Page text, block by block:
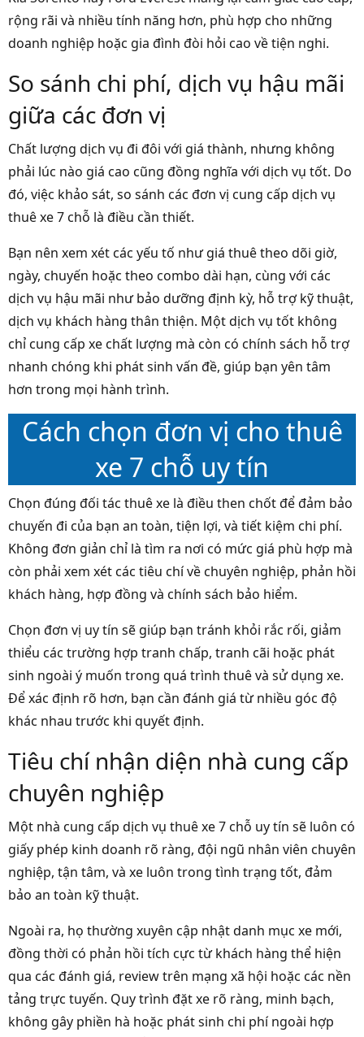
rộng rãi và nhiều tính năng hơn, phù hợp cho những
doanh nghiệp hoặc gia đình đòi hỏi cao về tiện nghi.
So sánh chi phí, dịch vụ hậu mãi
giữa các đơn vị
Chất lượng dịch vụ đi đôi với giá thành, nhưng không
phải lúc nào giá cao cũng đồng nghĩa với dịch vụ tốt. Do
đó, việc khảo sát, so sánh các đơn vị cung cấp dịch vụ
thuê xe 7 chỗ là điều cần thiết.
Bạn nên xem xét các yếu tố như giá thuê theo dõi giờ,
ngày, chuyến hoặc theo combo dài hạn, cùng với các
dịch vụ hậu mãi như bảo dưỡng định kỳ, hỗ trợ kỹ thuật,
dịch vụ khách hàng thân thiện. Một dịch vụ tốt không
chỉ cung cấp xe chất lượng mà còn có chính sách hỗ trợ
nhanh chóng khi phát sinh vấn đề, giúp bạn yên tâm
hơn trong mọi hành trình.
Cách chọn đơn vị cho thuê
xe 7 chỗ uy tín
Chọn đúng đối tác thuê xe là điều then chốt để đảm bảo
chuyến đi của bạn an toàn, tiện lợi, và tiết kiệm chi phí.
Không đơn giản chỉ là tìm ra nơi có mức giá phù hợp mà
còn phải xem xét các tiêu chí về chuyên nghiệp, phản hồi
khách hàng, hợp đồng và chính sách bảo hiểm.
Chọn đơn vị uy tín sẽ giúp bạn tránh khỏi rắc rối, giảm
thiểu các trường hợp tranh chấp, tranh cãi hoặc phát
sinh ngoài ý muốn trong quá trình thuê và sử dụng xe.
Để xác định rõ hơn, bạn cần đánh giá từ nhiều góc độ
khác nhau trước khi quyết định.
Tiêu chí nhận diện nhà cung cấp
chuyên nghiệp
Một nhà cung cấp dịch vụ thuê xe 7 chỗ uy tín sẽ luôn có
giấy phép kinh doanh rõ ràng, đội ngũ nhân viên chuyên
nghiệp, tận tâm, và xe luôn trong tình trạng tốt, đảm
bảo an toàn kỹ thuật.
Ngoài ra, họ thường xuyên cập nhật danh mục xe mới,
đồng thời có phản hồi tích cực từ khách hàng thể hiện
qua các đánh giá, review trên mạng xã hội hoặc các nền
tảng trực tuyến. Quy trình đặt xe rõ ràng, minh bạch,
không gây phiền hà hoặc phát sinh chi phí ngoài hợp